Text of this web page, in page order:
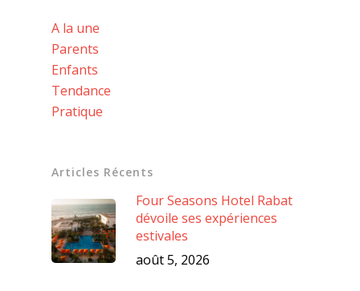
A la une
Parents
Enfants
Tendance
Pratique
Articles Récents
Four Seasons Hotel Rabat
dévoile ses expériences
estivales
août 5, 2026